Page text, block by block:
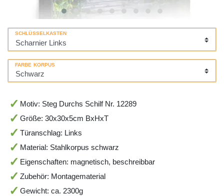
SCHLÜSSELKASTEN
FARBE KORPUS
Motiv: Steg Durchs Schilf Nr. 12289
Größe: 30x30x5cm BxHxT
Türanschlag: Links
Material: Stahlkorpus schwarz
Eigenschaften: magnetisch, beschreibbar
Zubehör: Montagematerial
Gewicht: ca. 2300g